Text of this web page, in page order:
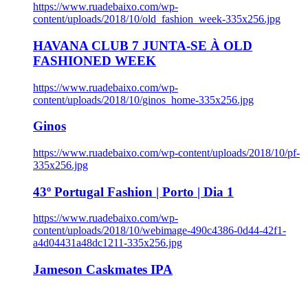
https://www.ruadebaixo.com/wp-
content/uploads/2018/10/old_fashion_week-335x256.jpg
HAVANA CLUB 7 JUNTA-SE À OLD
FASHIONED WEEK
https://www.ruadebaixo.com/wp-
content/uploads/2018/10/ginos_home-335x256.jpg
Ginos
https://www.ruadebaixo.com/wp-content/uploads/2018/10/pf-
335x256.jpg
43º Portugal Fashion | Porto | Dia 1
https://www.ruadebaixo.com/wp-
content/uploads/2018/10/webimage-490c4386-0d44-42f1-
a4d04431a48dc1211-335x256.jpg
Jameson Caskmates IPA